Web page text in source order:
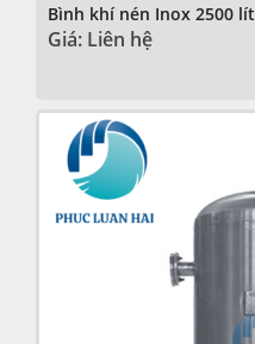
Bình khí nén Inox 2500 lít
Giá: Liên hệ